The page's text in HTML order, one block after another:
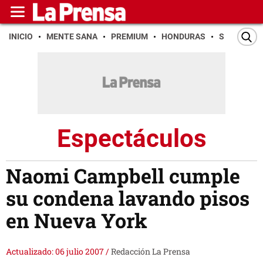
INICIO MENTE SANA PREMIUM HONDURAS SAN PEDRO
Espectáculos
Naomi Campbell cumple
su condena lavando pisos
en Nueva York
Actualizado: 06 julio 2007/Redacción La Prensa